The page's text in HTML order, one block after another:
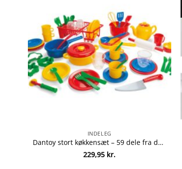
INDELEG
Dantoy stort køkkensæt – 59 dele fra dantoy 5701217042566
229,95 kr.